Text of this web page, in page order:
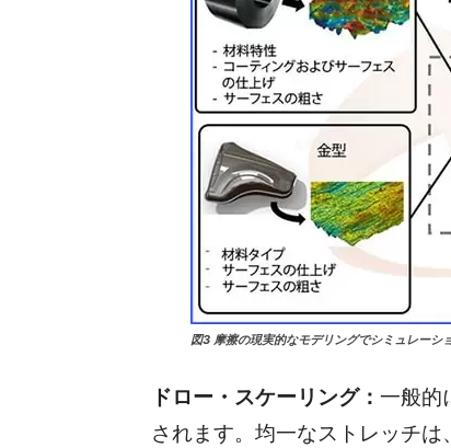
図3 摩擦の現実的なモデリングでシミュレーシ
ドロー・ スケーリング： 一般的
されます。均一なストレッチ